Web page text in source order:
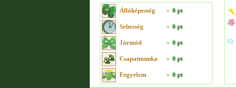
Állóképesség » 0 pt
Sebesség » 0 pt
Jármód » 0 pt
Csapatmunka » 0 pt
Fegyelem » 0 pt